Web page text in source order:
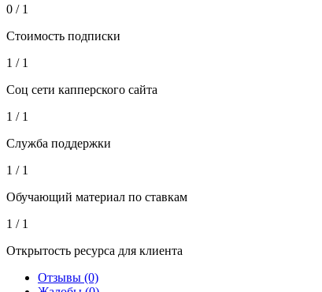
0 / 1
Стоимость подписки
1 / 1
Соц сети капперского сайта
1 / 1
Служба поддержки
1 / 1
Обучающий материал по ставкам
1 / 1
Открытость ресурса для клиента
Отзывы (0)